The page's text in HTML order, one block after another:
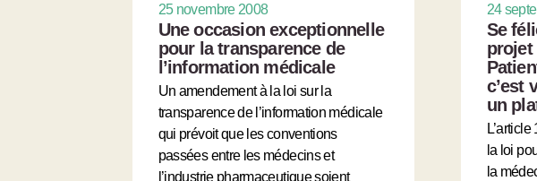
25 novembre 2008
Une occasion exceptionnelle
pour la transparence de
l’information médicale
Un amendement à la loi sur la
transparence de l’information médicale
qui prévoit que les conventions
passées entre les médecins et
l’industrie pharmaceutique soient
24
Se
projet
c’est
un
la loi
la